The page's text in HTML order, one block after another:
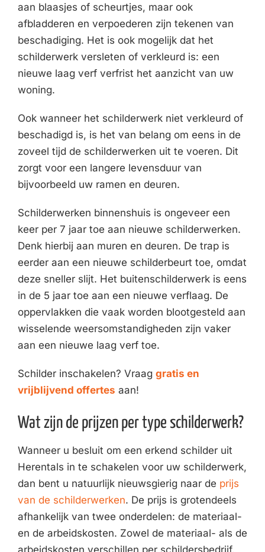
aan blaasjes of scheurtjes, maar ook
afbladderen en verpoederen zijn tekenen van
beschadiging. Het is ook mogelijk dat het
schilderwerk versleten of verkleurd is: een
nieuwe laag verf verfrist het aanzicht van uw
woning.
Ook wanneer het schilderwerk niet verkleurd of
beschadigd is, is het van belang om eens in de
zoveel tijd de schilderwerken uit te voeren. Dit
zorgt voor een langere levensduur van
bijvoorbeeld uw ramen en deuren.
Schilderwerken binnenshuis is ongeveer een
keer per 7 jaar toe aan nieuwe schilderwerken.
Denk hierbij aan muren en deuren. De trap is
eerder aan een nieuwe schilderbeurt toe, omdat
deze sneller slijt. Het buitenschilderwerk is eens
in de 5 jaar toe aan een nieuwe verflaag. De
oppervlakken die vaak worden blootgesteld aan
wisselende weersomstandigheden zijn vaker
aan een nieuwe laag verf toe.
Schilder inschakelen? Vraag gratis en
vrijblijvend offertes aan!
Wat zijn de prijzen per type schilderwerk?
Wanneer u besluit om een erkend schilder uit
Herentals in te schakelen voor uw schilderwerk,
dan bent u natuurlijk nieuwsgierig naar de prijs
van de schilderwerken. De prijs is grotendeels
afhankelijk van twee onderdelen: de materiaal-
en de arbeidskosten. Zowel de materiaal- als de
arbeidskosten verschillen per schildersbedrijf.